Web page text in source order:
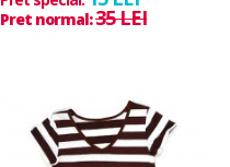
Pret normal:35 LEI